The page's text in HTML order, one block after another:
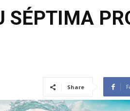
SÉPTIMA
Share